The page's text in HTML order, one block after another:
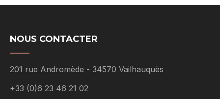
NOUS CONTACTER
201 rue Andromède - 34570 Vailhauquès
+33 (0)6 23 46 21 02